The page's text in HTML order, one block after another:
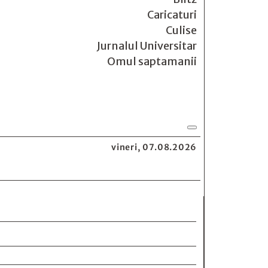
Caricaturi
Culise
Jurnalul Universitar
Omul saptamanii
vineri, 07.08.2026